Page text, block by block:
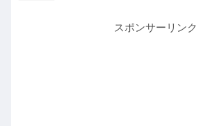
スポンサーリンク